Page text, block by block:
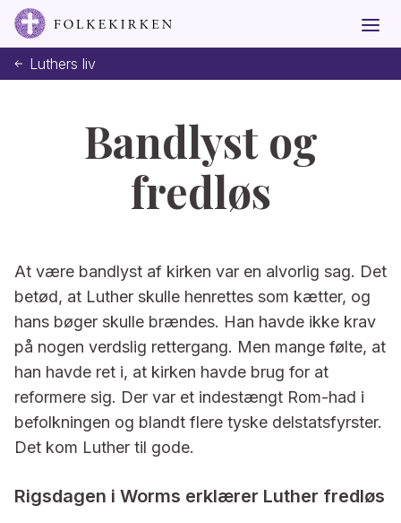
Luthers liv
Bandlyst og
fredløs
At være bandlyst af kirken var en alvorlig sag. Det
betød, at Luther skulle henrettes som kætter, og
hans bøger skulle brændes. Han havde ikke krav
på nogen verdslig rettergang. Men mange følte, at
han havde ret i, at kirken havde brug for at
reformere sig. Der var et indestængt Rom-had i
befolkningen og blandt flere tyske delstatsfyrster.
Det kom Luther til gode.
Rigsdagen i Worms erklærer Luther fredløs